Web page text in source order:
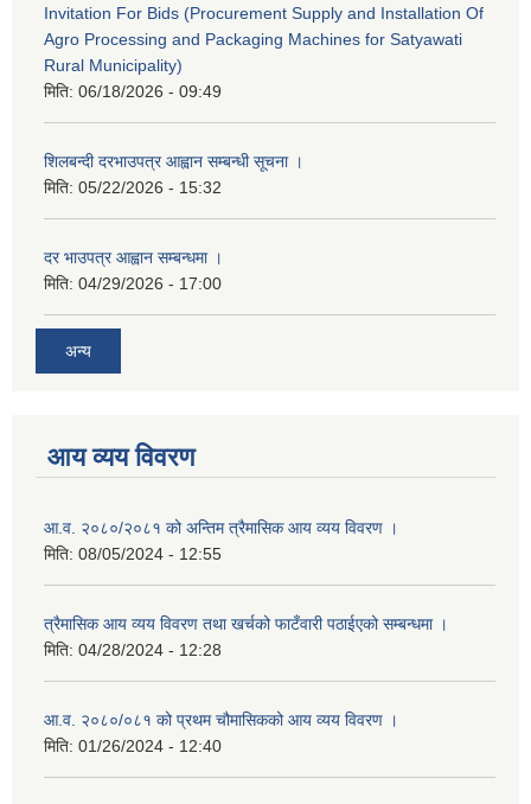
Invitation For Bids (Procurement Supply and Installation Of
Agro Processing and Packaging Machines for Satyawati
Rural Municipality)
मिति: 06/18/2026 - 09:49
शिलबन्दी दरभाउपत्र आह्वान सम्बन्धी सूचना ।
मिति: 05/22/2026 - 15:32
दर भाउपत्र आह्वान सम्बन्धमा ।
मिति: 04/29/2026 - 17:00
अन्य
आय व्यय विवरण
आ.व. २०८०/२०८१ को अन्तिम त्रैमासिक आय व्यय विवरण ।
मिति: 08/05/2024 - 12:55
त्रैमासिक आय व्यय विवरण तथा खर्चको फाटँवारी पठाईएको सम्बन्धमा ।
मिति: 04/28/2024 - 12:28
आ.व. २०८०/०८१ को प्रथम चौमासिकको आय व्यय विवरण ।
मिति: 01/26/2024 - 12:40